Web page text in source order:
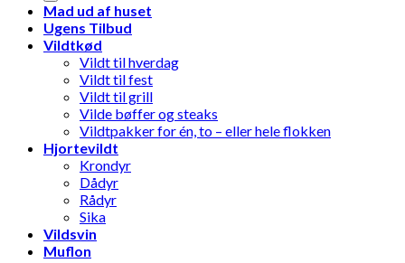
Mad ud af huset
Ugens Tilbud
Vildtkød
Vildt til hverdag
Vildt til fest
Vildt til grill
Vilde bøffer og steaks
Vildtpakker for én, to – eller hele flokken
Hjortevildt
Krondyr
Dådyr
Rådyr
Sika
Vildsvin
Muflon